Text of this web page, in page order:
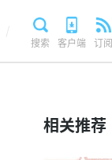
搜索 客户端 订阅
相关推荐